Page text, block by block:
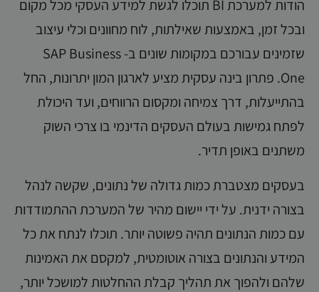
הודות למערכת BI תוכלו לגשת למידע העסקי מכל מקום
ובכל זמן, באמצעות שאילתות, לוח מחוונים וכלי עיצוב
שזמינים עבורכם במקומות שונים ב- SAP Business
One. פתרון בינה עסקית מציע לארגון המון יתרונות, החל
בהתייעלות, דרך צמיחה ומקסום הרווחים, ועד היכולת
לפתח גמישות בעולם העסקים הדינמי בו צרכי השוק
משתנים באופן תדיר.
בעסקים מצטברת כמות גדולה של נתונים, שקשה לנהל
בצורה ידנית. על ידי יישום מהיר של המערכת ההתמודדות
עם כמות הנתונים תהיה פשוטה יותר. תוכלו לנתח את כל
המידע והנתונים בצורה אוטומטית, למקסם את האמינות
שלהם ולהפוך את תהליך קבלת ההחלטות למושכל יותר,